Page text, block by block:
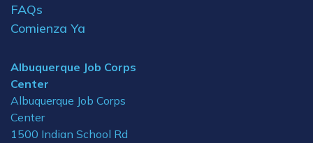
FAQs
Comienza Ya
Albuquerque Job Corps
Center
Albuquerque Job Corps
Center
1500 Indian School Rd